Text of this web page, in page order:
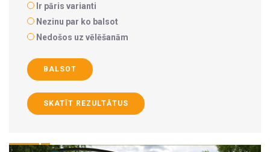
Ir pāris varianti
Nezinu par ko balsot
Nedošos uz vēlēšanām
BALSOT
SKATĪT REZULTĀTUS